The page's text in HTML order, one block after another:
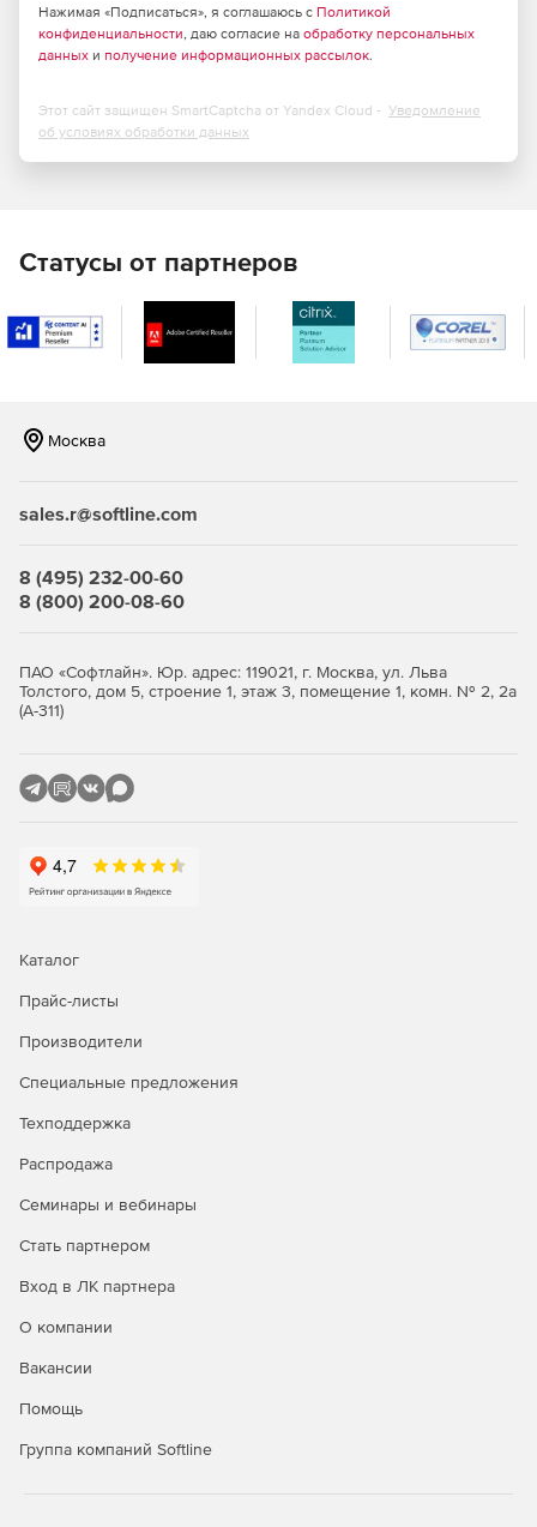
Нажимая «Подписаться», я соглашаюсь с Политикой
конфиденциальности, даю согласие на обработку персональных
данных и получение информационных рассылок.
Этот сайт защищен SmartCaptcha от Yandex Cloud - Уведомление
об условиях обработки данных
Статусы от партнеров
Москва
sales.r@softline.com
8 (495) 232-00-60
8 (800) 200-08-60
ПАО «Софтлайн». Юр. адрес: 119021, г. Москва, ул. Льва
Толстого, дом 5, строение 1, этаж 3, помещение 1, комн. № 2, 2а
(А-311)
Каталог
Прайс-листы
Производители
Специальные предложения
Техподдержка
Распродажа
Семинары и вебинары
Стать партнером
Вход в ЛК партнера
О компании
Вакансии
Помощь
Группа компаний Softline